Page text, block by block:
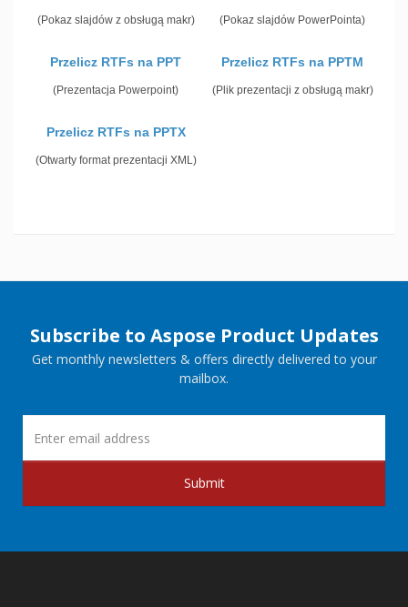
(Pokaz slajdów z obsługą makr) (Pokaz slajdów PowerPointa)
Przelicz RTFs na PPT
(Prezentacja Powerpoint)
Przelicz RTFs na PPTM
(Plik prezentacji z obsługą makr)
Przelicz RTFs na PPTX
(Otwarty format prezentacji XML)
Subscribe to Aspose Product Updates
Get monthly newsletters & offers directly delivered to your
mailbox.
Submit